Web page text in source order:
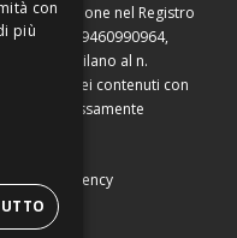
di iscrizione nel Registro
fiscale 09460990964,
di Milano al n.
parziale, dei contenuti con
non espressamente
|Web Agency
con
più